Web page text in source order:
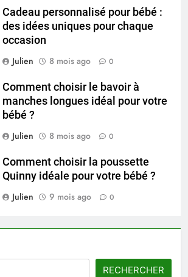
Cadeau personnalisé pour bébé :
des idées uniques pour chaque
occasion
Julien
8 mois ago 0
Comment choisir le bavoir à
manches longues idéal pour votre
bébé ?
Julien
8 mois ago 0
Comment choisir la poussette
Quinny idéale pour votre bébé ?
Julien
9 mois ago 0
RECHERCHER